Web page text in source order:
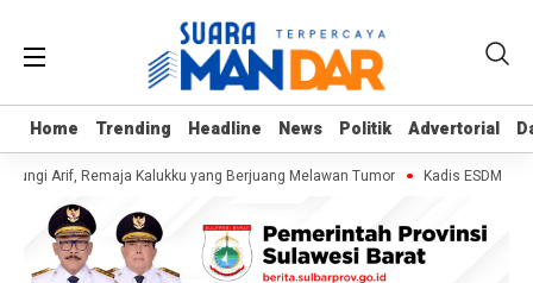
Home Trending Headline News Politik Advertorial
Home Trending Headline News Politik Advertorial
Arif, Remaja Kalukku yang Berjuang Melawan Tumor Kadis ESDM